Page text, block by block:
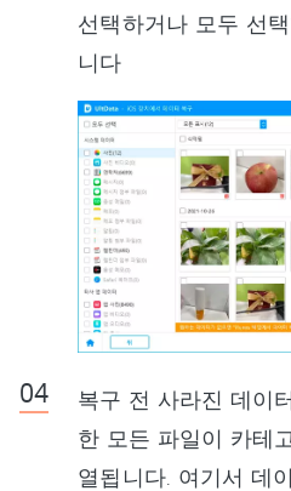
선택하거나 모두 선
니다
복구 전 사라진 데이
한 모든 파일이 카테
열됩니다. 여기서 데